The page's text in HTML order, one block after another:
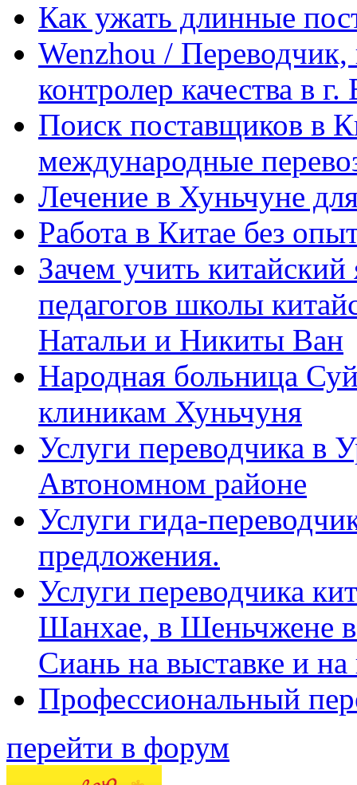
Как ужать длинные
Wenzhou / Переводчик,
контролер качества в
Поиск поставщиков в
международные
Лечение в Хуньчуне
Работа в Китае без
Зачем учить
педагогов школы
Натальи и Никиты Ван
Народная больница
клиникам Хуньчуня
Услуги переводчика в
Автономном районе
Услуги гида-
предложения.
Услуги переводчика
Шанхае, в Шеньчжене
Сиань на выставке и
Профессиональный
перейти в форум